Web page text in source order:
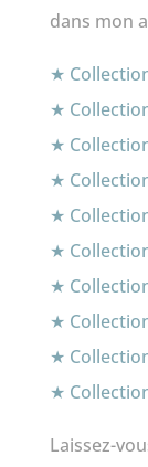
dans mon
★
★
★
★
★
★
★
★
★
★
Laissez-